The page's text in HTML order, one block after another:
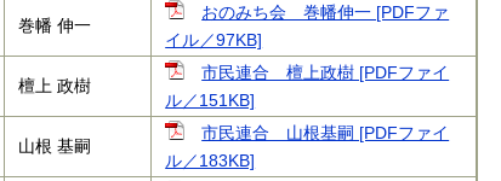
巻幡 伸一
おのみち会 巻幡伸一 [PDFファ
イル／97KB]
檀上 政樹
市民連合 檀上政樹 [PDFファイ
ル／151KB]
山根 基嗣
市民連合 山根基嗣 [PDFファイ
ル／183KB]